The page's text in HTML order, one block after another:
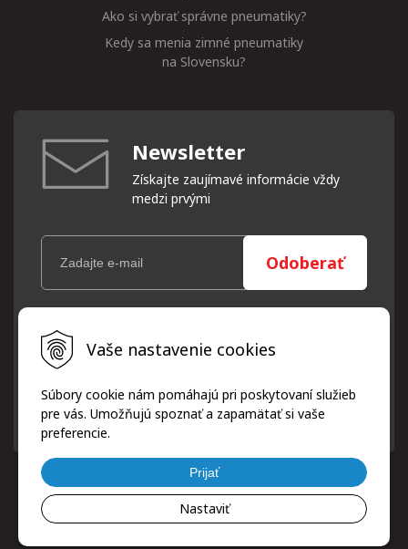
Vaše nastavenie cookies
Súbory cookie nám pomáhajú pri poskytovaní služieb
pre vás. Umožňujú spoznať a zapamätať si vaše
preferencie.
Prijať
Nastaviť
Ako si vybrať správne pneumatiky?
Kedy sa menia zimné pneumatiky
na Slovensku?
Newsletter
Získajte zaujímavé informácie vždy
medzi prvými
Odoberať
Vaše osobné údaje (email) budeme spracovávať len za týmto
účelom v súlade s platnou legislatívou a zásadami ochrany
osobných údajov. Súhlas potvrdíte kliknutím na odkaz, ktorý
písomne, emailom alebo kliknutím na odkaz z ktoréhokoľvek
informačného emailu.
© 2026 ProfiPneuServis!